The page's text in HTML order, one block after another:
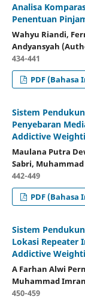
Analisa
Penentuan
Wahyu Riandi,
Andyansyah
434-441
PDF (Bahasa
Sistem
Penyebaran
Addictive
Maulana Putra
Sabri,
442-449
PDF (Bahasa
Sistem
Lokasi Repeater
Addictive
A Farhan Alwi
Muhammad
450-459